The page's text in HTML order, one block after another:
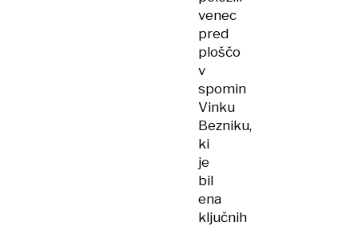
venec
pred
ploščo
v
spomin
Vinku
Bezniku,
ki
je
bil
ena
ključnih